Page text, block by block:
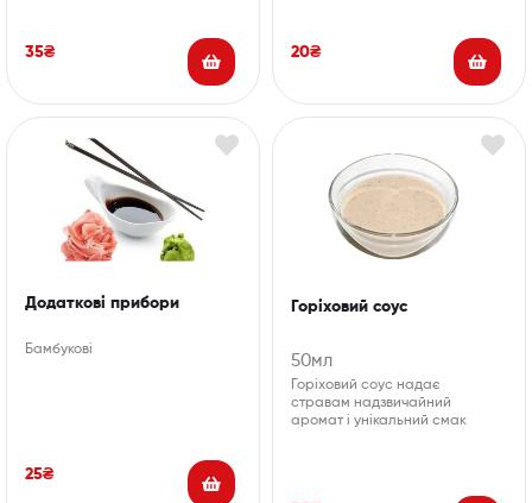
35₴ 20₴
Додаткові прибори
Бамбукові
25₴
Горіховий соус
50мл
Горіховий соус надає
стравам надзвичайний
аромат і унікальний смак